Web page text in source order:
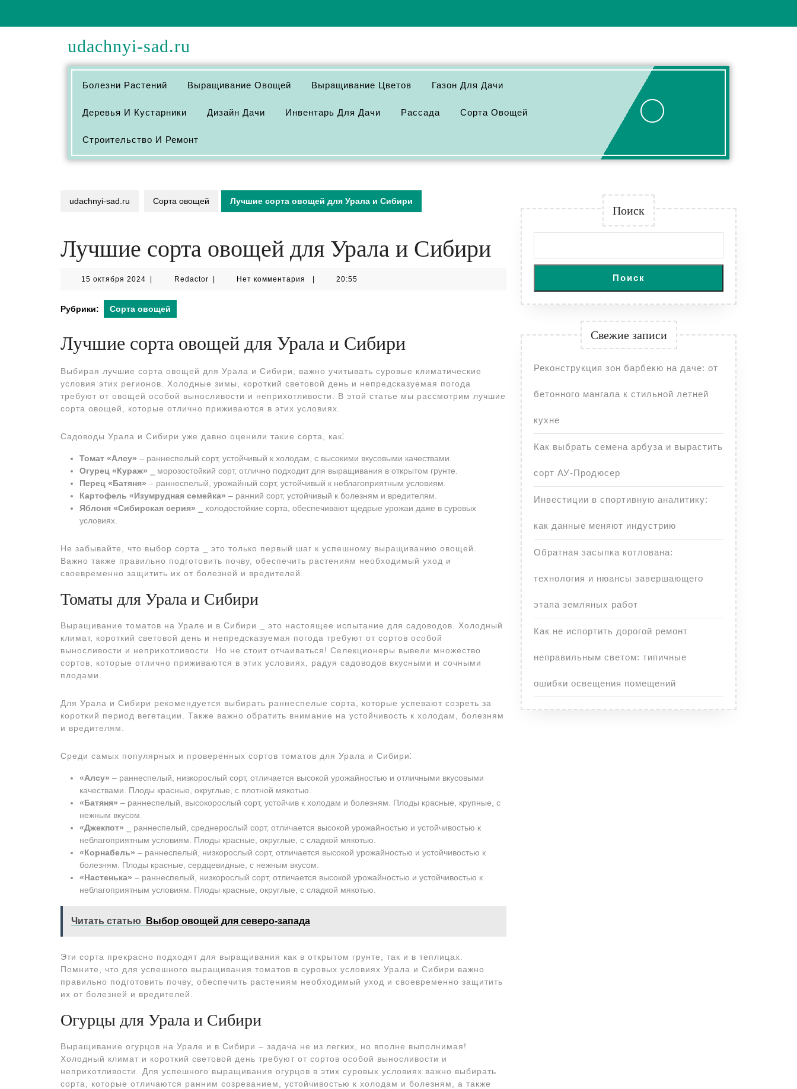
udachnyi-sad.ru
Болезни Растений Выращивание Овощей Выращивание Цветов Газон Для Дачи
Деревья И Кустарники Дизайн Дачи Инвентарь Для Дачи Рассада Сорта Овощей
Строительство И Ремонт
udachnyi-sad.ru Сорта овощей Лучшие сорта овощей для Урала и Сибири
Лучшие сорта овощей для Урала и Сибири
15 октября 2024 15
2024
RedactorRedactorНет комментария 20:55
Рубрики: Сорта овощей
Лучшие сорта овощей для Урала и Сибири
Выбирая лучшие сорта овощей для Урала и Сибири, важно учитывать суровые климатические
условия этих регионов. Холодные зимы, короткий световой день и непредсказуемая погода
требуют от овощей особой выносливости и неприхотливости. В этой статье мы рассмотрим лучшие
сорта овощей, которые отлично приживаются в этих условиях.
Садоводы Урала и Сибири уже давно оценили такие сорта, как⁚
Томат «Алсу» ‒ раннеспелый сорт, устойчивый к холодам, с высокими вкусовыми качествами.
Огурец «Кураж» ⎯ морозостойкий сорт, отлично подходит для выращивания в открытом грунте.
Перец «Батяня» ‒ раннеспелый, урожайный сорт, устойчивый к неблагоприятным условиям.
Картофель «Изумрудная семейка» ‒ ранний сорт, устойчивый к болезням и вредителям.
Яблоня «Сибирская серия» ⎯ холодостойкие сорта, обеспечивают щедрые урожаи даже в суровых
условиях.
Не забывайте, что выбор сорта ⎯ это только первый шаг к успешному выращиванию овощей.
Важно также правильно подготовить почву, обеспечить растениям необходимый уход и
своевременно защитить их от болезней и вредителей.
Томаты для Урала и Сибири
Выращивание томатов на Урале и в Сибири ⎯ это настоящее испытание для садоводов. Холодный
климат, короткий световой день и непредсказуемая погода требуют от сортов особой
выносливости и неприхотливости. Но не стоит отчаиваться! Селекционеры вывели множество
сортов, которые отлично приживаются в этих условиях, радуя садоводов вкусными и сочными
плодами.
Для Урала и Сибири рекомендуется выбирать раннеспелые сорта, которые успевают созреть за
короткий период вегетации. Также важно обратить внимание на устойчивость к холодам, болезням
и вредителям.
Среди самых популярных и проверенных сортов томатов для Урала и Сибири⁚
«Алсу» ‒ раннеспелый, низкорослый сорт, отличается высокой урожайностью и отличными вкусовыми
качествами. Плоды красные, округлые, с плотной мякотью.
«Батяня» ‒ раннеспелый, высокорослый сорт, устойчив к холодам и болезням. Плоды красные, крупные, с
нежным вкусом.
«Джекпот» ⎯ раннеспелый, среднерослый сорт, отличается высокой урожайностью и устойчивостью к
неблагоприятным условиям. Плоды красные, округлые, с сладкой мякотью.
«Корнабель» ‒ раннеспелый, низкорослый сорт, отличается высокой урожайностью и устойчивостью к
болезням. Плоды красные, сердцевидные, с нежным вкусом.
«Настенька» ‒ раннеспелый, низкорослый сорт, отличается высокой урожайностью и устойчивостью к
неблагоприятным условиям. Плоды красные, округлые, с сладкой мякотью.
Читать статью Выбор овощей для северо-запада
Эти сорта прекрасно подходят для выращивания как в открытом грунте, так и в теплицах.
Помните, что для успешного выращивания томатов в суровых условиях Урала и Сибири важно
правильно подготовить почву, обеспечить растениям необходимый уход и своевременно защитить
их от болезней и вредителей.
Огурцы для Урала и Сибири
Выращивание огурцов на Урале и в Сибири ‒ задача не из легких, но вполне выполнимая!
Холодный климат и короткий световой день требуют от сортов особой выносливости и
неприхотливости. Для успешного выращивания огурцов в этих суровых условиях важно выбирать
сорта, которые отличаются ранним созреванием, устойчивостью к холодам и болезням, а также
Поиск
Поиск
Свежие записи
Реконструкция зон барбекю на даче: от
бетонного мангала к стильной летней
кухне
Как выбрать семена арбуза и вырастить
сорт АУ-Продюсер
Инвестиции в спортивную аналитику:
как данные меняют индустрию
Обратная засыпка котлована:
технология и нюансы завершающего
этапа земляных работ
Как не испортить дорогой ремонт
неправильным светом: типичные
ошибки освещения помещений